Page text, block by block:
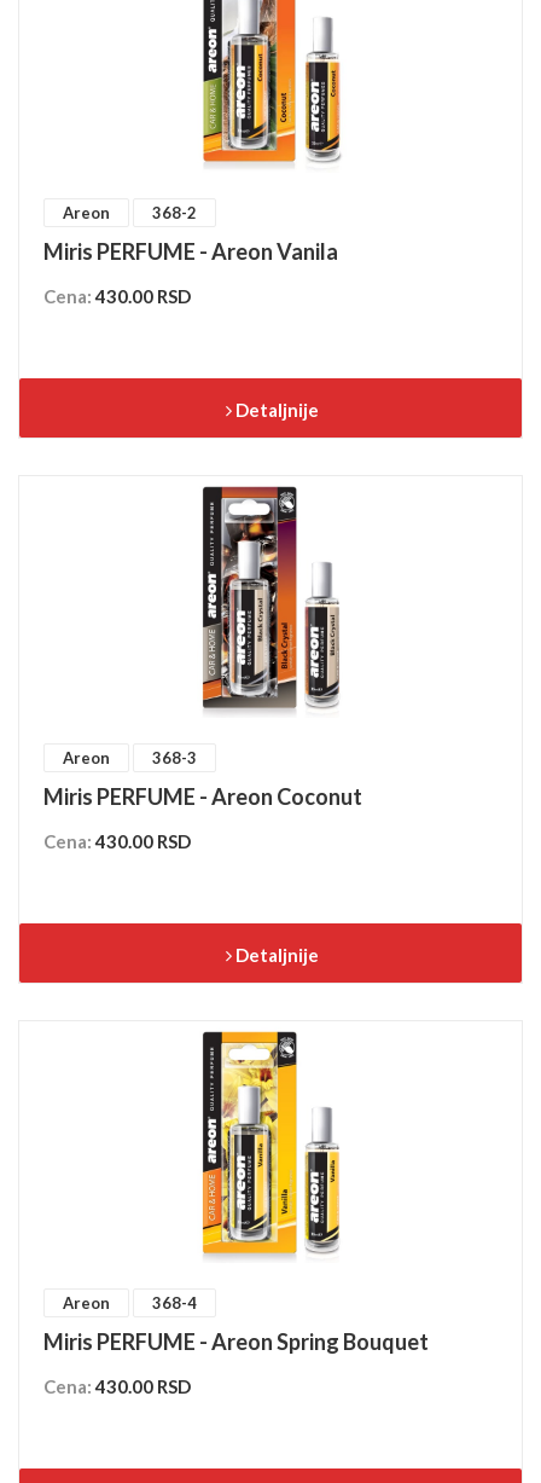
Areon 368-2
Miris PERFUME - Areon Vanila
Cena:430.00 RSD
Detaljnije
Areon 368-3
Miris PERFUME - Areon Coconut
Cena:430.00 RSD
Detaljnije
Areon 368-4
Miris PERFUME - Areon Spring Bouquet
Cena:430.00 RSD